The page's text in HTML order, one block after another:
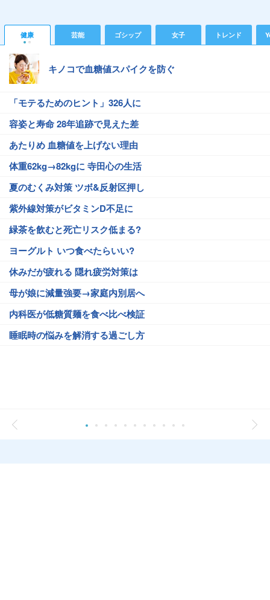
健康 芸能 ゴシップ 女子 トレンド
キノコで血糖値スパイクを防ぐ
「モテるためのヒント」326人に
容姿と寿命 28年追跡で見えた差
あたりめ 血糖値を上げない理由
体重62kg→82kgに 寺田心の生活
夏のむくみ対策 ツボ&反射区押し
紫外線対策がビタミンD不足に
緑茶を飲むと死亡リスク低まる?
ヨーグルト いつ食べたらいい?
休みだが疲れる 隠れ疲労対策は
母が娘に減量強要→家庭内別居へ
内科医が低糖質麺を食べ比べ検証
睡眠時の悩みを解消する過ごし方